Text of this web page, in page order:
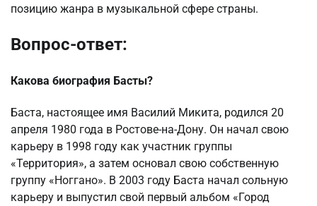
позицию жанра в музыкальной сфере страны.
Вопрос-ответ:
Какова биография Басты?
Баста, настоящее имя Василий Микита, родился 20
апреля 1980 года в Ростове-на-Дону. Он начал свою
карьеру в 1998 году как участник группы
«Территория», а затем основал свою собственную
группу «Ноггано». В 2003 году Баста начал сольную
карьеру и выпустил свой первый альбом «Город